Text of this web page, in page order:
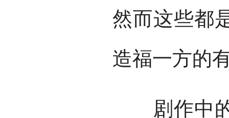
然而这些都
造福一方的
剧作中的